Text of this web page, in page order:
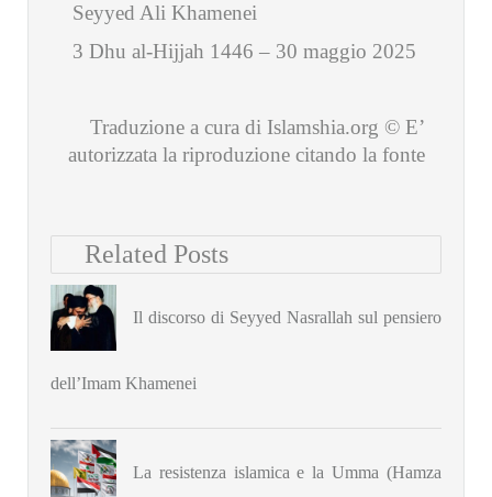
Seyyed Ali Khamenei
3 Dhu al-Hijjah 1446 – 30 maggio 2025
Traduzione a cura di Islamshia.org © E’
autorizzata la riproduzione citando la fonte
Related Posts
Il discorso di Seyyed Nasrallah sul pensiero
dell’Imam Khamenei
La resistenza islamica e la Umma (Hamza